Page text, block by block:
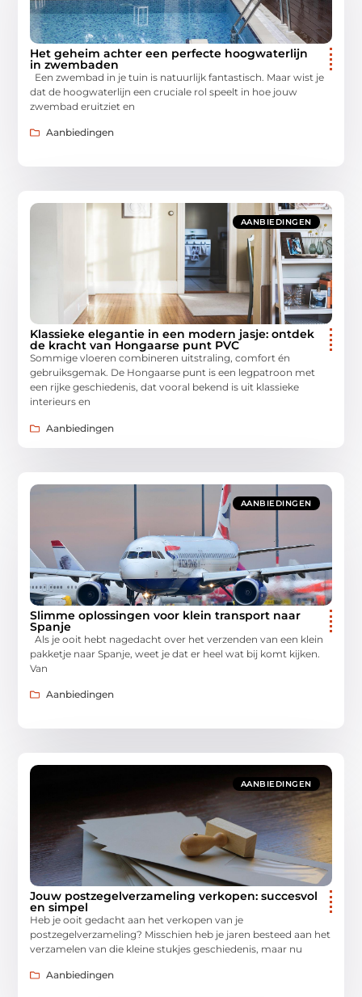
Het geheim achter een perfecte hoogwaterlijn
in zwembaden
Een zwembad in je tuin is natuurlijk fantastisch. Maar wist je
dat de hoogwaterlijn een cruciale rol speelt in hoe jouw
zwembad eruitziet en
Aanbiedingen
AANBIEDINGEN
Klassieke elegantie in een modern jasje: ontdek
de kracht van Hongaarse punt PVC
Sommige vloeren combineren uitstraling, comfort én
gebruiksgemak. De Hongaarse punt is een legpatroon met
een rijke geschiedenis, dat vooral bekend is uit klassieke
interieurs en
Aanbiedingen
AANBIEDINGEN
Slimme oplossingen voor klein transport naar
Spanje
Als je ooit hebt nagedacht over het verzenden van een klein
pakketje naar Spanje, weet je dat er heel wat bij komt kijken.
Van
Aanbiedingen
AANBIEDINGEN
Jouw postzegelverzameling verkopen: succesvol
en simpel
Heb je ooit gedacht aan het verkopen van je
postzegelverzameling? Misschien heb je jaren besteed aan het
verzamelen van die kleine stukjes geschiedenis, maar nu
Aanbiedingen